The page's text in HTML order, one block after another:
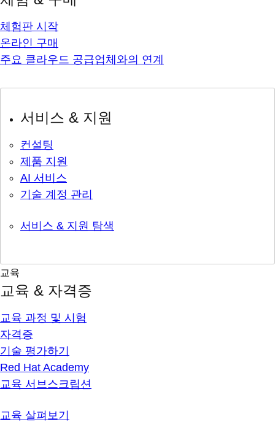
체험판 시작
온라인 구매
주요 클라우드 공급업체와의 연계
서비스 & 지원
컨설팅
제품 지원
AI 서비스
기술 계정 관리
서비스 & 지원 탐색
교육
교육 & 자격증
교육 과정 및 시험
자격증
기술 평가하기
Red Hat Academy
교육 서브스크립션
교육 살펴보기